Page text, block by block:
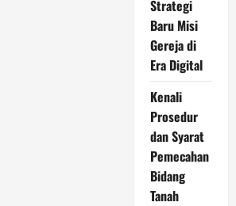
Strategi
Baru Misi
Gereja di
Era Digital
Kenali
Prosedur
dan Syarat
Pemecahan
Bidang
Tanah